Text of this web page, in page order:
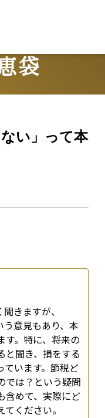
袋
い」って本
きますが、
う意見もあり、本
す。特に、将来の
と聞き、損をする
ています。節税ど
では？という疑問
含めて、実際にど
ください。